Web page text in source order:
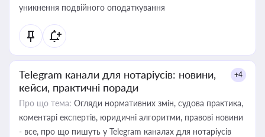
уникнення подвійного оподаткування
Telegram канали для нотаріусів: новини,
кейси, практичні поради
+4
Про що тема: Огляди нормативних змін, судова практика,
коментарі експертів, юридичні алгоритми, правові новини
- все, про що пишуть у Telegram каналах для нотаріусів